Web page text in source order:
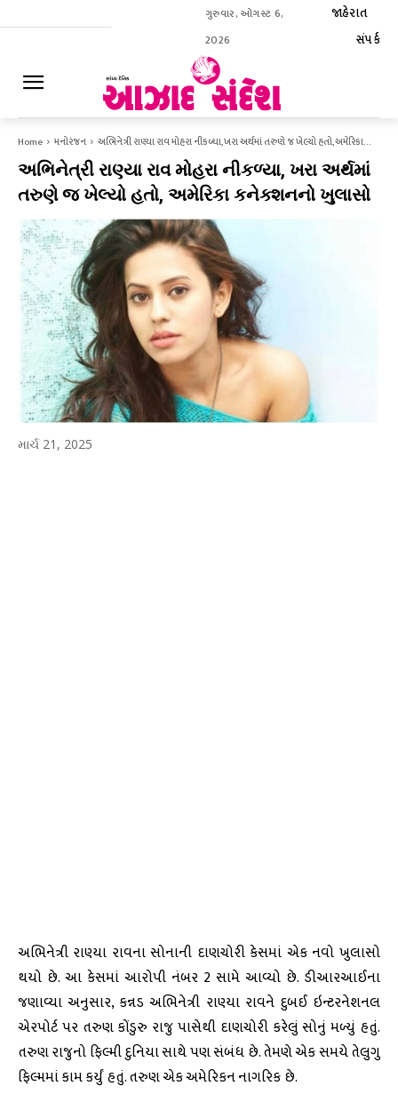
ગુરુવાર, ઓગસ્ટ 6,
2026
જાહેરાત
સંપર્ક
Home મનોરંજન અભિનેત્રી રાણ્યા રાવ મોહરા નીકળ્યા, ખરા અર્થમાં તરુણે જ ખેલ્યો હતો, અમેરિકા...
અભિનેત્રી રાણ્યા રાવ મોહરા નીકળ્યા, ખરા અર્થમાં
તરુણે જ ખેલ્યો હતો, અમેરિકા કનેક્શનનો ખુલાસો
માર્ચ 21, 2025
અભિનેત્રી રાણ્યા રાવના સોનાની દાણચોરી કેસમાં એક નવો ખુલાસો
થયો છે. આ કેસમાં આરોપી નંબર 2 સામે આવ્યો છે. ડીઆરઆઈના
જણાવ્યા અનુસાર, કન્નડ અભિનેત્રી રાણ્યા રાવને દુબઈ ઇન્ટરનેશનલ
એરપોર્ટ પર તરુણ કોંડુરુ રાજુ પાસેથી દાણચોરી કરેલું સોનું મળ્યું હતું.
તરુણ રાજુનો ફિલ્મી દુનિયા સાથે પણ સંબંધ છે. તેમણે એક સમયે તેલુગુ
ફિલ્મમાં કામ કર્યું હતું. તરુણ એક અમેરિકન નાગરિક છે.